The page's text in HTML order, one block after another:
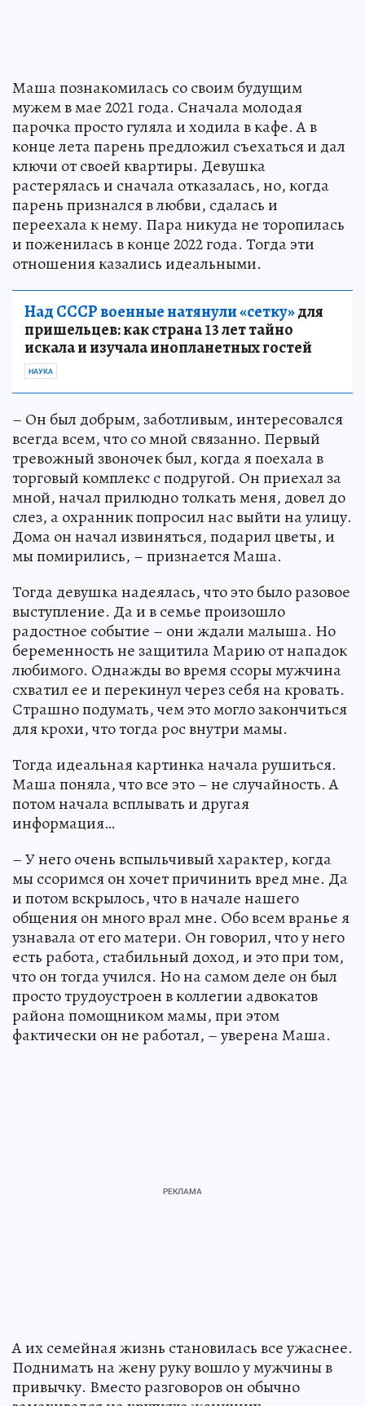
Маша познакомилась со своим будущим
мужем в мае 2021 года. Сначала молодая
парочка просто гуляла и ходила в кафе. А в
конце лета парень предложил съехаться и дал
ключи от своей квартиры. Девушка
растерялась и сначала отказалась, но, когда
парень признался в любви, сдалась и
переехала к нему. Пара никуда не торопилась
и поженилась в конце 2022 года. Тогда эти
отношения казались идеальными.
Над СССР военные натянули «сетку»для
пришельцев: как страна 13 лет тайно
искала и изучала инопланетных гостей
НАУКА
– Он был добрым, заботливым, интересовался
всегда всем, что со мной связанно. Первый
тревожный звоночек был, когда я поехала в
торговый комплекс с подругой. Он приехал за
мной, начал прилюдно толкать меня, довел до
слез, а охранник попросил нас выйти на улицу.
Дома он начал извиняться, подарил цветы, и
мы помирились, – признается Маша.
Тогда девушка надеялась, что это было разовое
выступление. Да и в семье произошло
радостное событие – они ждали малыша. Но
беременность не защитила Марию от нападок
любимого. Однажды во время ссоры мужчина
схватил ее и перекинул через себя на кровать.
Страшно подумать, чем это могло закончиться
для крохи, что тогда рос внутри мамы.
Тогда идеальная картинка начала рушиться.
Маша поняла, что все это – не случайность. А
потом начала всплывать и другая
информация…
– У него очень вспыльчивый характер, когда
мы ссоримся он хочет причинить вред мне. Да
и потом вскрылось, что в начале нашего
общения он много врал мне. Обо всем вранье я
узнавала от его матери. Он говорил, что у него
есть работа, стабильный доход, и это при том,
что он тогда учился. Но на самом деле он был
просто трудоустроен в коллегии адвокатов
района помощником мамы, при этом
фактически он не работал, – уверена Маша.
А их семейная жизнь становилась все ужаснее.
Поднимать на жену руку вошло у мужчины в
привычку. Вместо разговоров он обычно